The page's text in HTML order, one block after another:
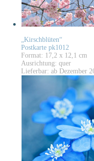
„Kirschblüten“
Postkarte pk1012
Format: 17,2 x 12,1 cm
Ausrichtung: quer
Lieferbar: ab Dezember